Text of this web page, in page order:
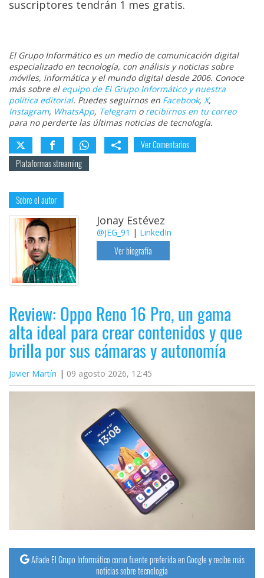
suscriptores tendrán 1 mes gratis.
El Grupo Informático es un medio de comunicación digital
especializado en tecnología, con análisis y noticias sobre
móviles, informática y el mundo digital desde 2006. Conoce
más sobre el equipo de El Grupo Informático y nuestra
política editorial. Puedes seguirnos en Facebook, X,
Instagram, WhatsApp, Telegramo recibirnos en tu correo
para no perderte las últimas noticias de tecnología.
Ver Comentarios
Plataformas streaming
Sobre el autor
Jonay Estévez
@JEG_91 | LinkedIn
Ver biografía
Review: Oppo Reno 16 Pro, un gama
alta ideal para crear contenidos y que
brilla por sus cámaras y autonomía
Javier Martín 09 agosto 2026, 12:45
Añade El Grupo Informático como fuente preferida en Google y recibe más
noticias sobre tecnología